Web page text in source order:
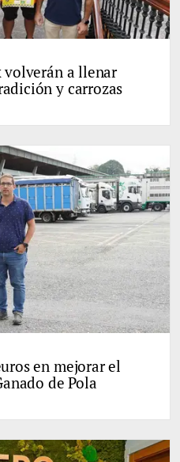
volverán a llenar
y carrozas
en mejorar el
de Pola